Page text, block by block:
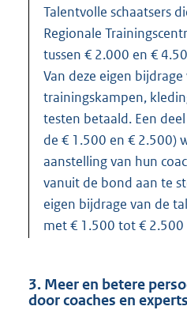
Talentvolle schaatsers
Regionale
tussen € 2.000 en €
Van deze eigen
trainingskampen,
testen betaald. Een
de € 1.500 en € 2.500)
aanstelling van hun
vanuit de bond aan te
eigen bijdrage van de
met € 1.500 tot € 2.500
3. Meer en betere
door coaches en experts